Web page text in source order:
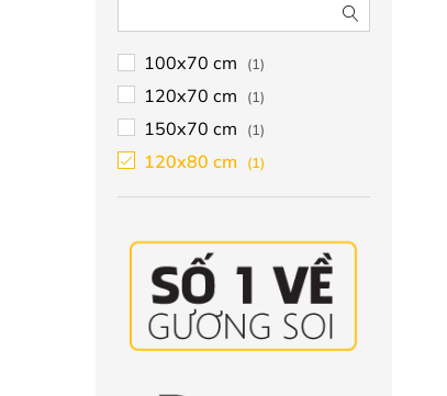
100x70 cm (1)
120x70 cm (1)
150x70 cm (1)
120x80 cm (1)